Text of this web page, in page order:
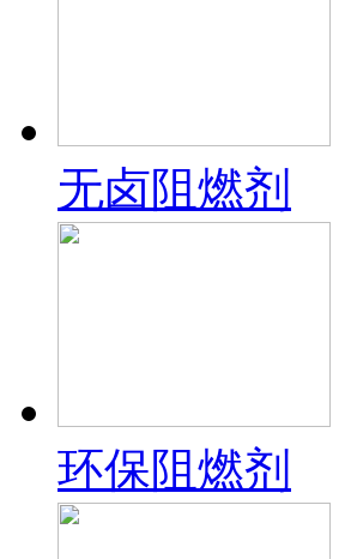
无卤阻燃剂
环保阻燃剂